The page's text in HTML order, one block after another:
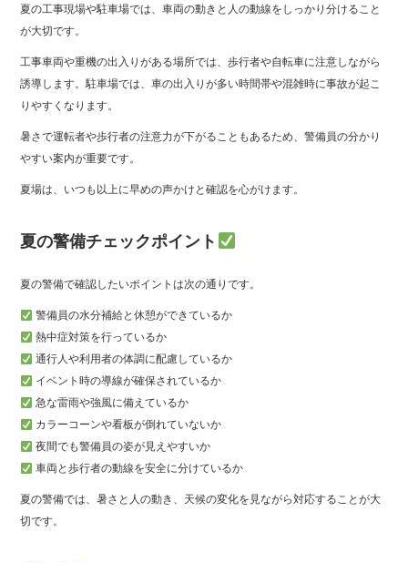
夏の工事現場や駐車場では、車両の動きと人の動線をしっかり分けること
が大切です。
工事車両や重機の出入りがある場所では、歩行者や自転車に注意しながら
誘導します。駐車場では、車の出入りが多い時間帯や混雑時に事故が起こ
りやすくなります。
暑さで運転者や歩行者の注意力が下がることもあるため、警備員の分かり
やすい案内が重要です。
夏場は、いつも以上に早めの声かけと確認を心がけます。
夏の警備チェックポイント
夏の警備で確認したいポイントは次の通りです。
警備員の水分補給と休憩ができているか
熱中症対策を行っているか
通行人や利用者の体調に配慮しているか
イベント時の導線が確保されているか
急な雷雨や強風に備えているか
カラーコーンや看板が倒れていないか
夜間でも警備員の姿が見えやすいか
車両と歩行者の動線を安全に分けているか
夏の警備では、暑さと人の動き、天候の変化を見ながら対応することが大
切です。